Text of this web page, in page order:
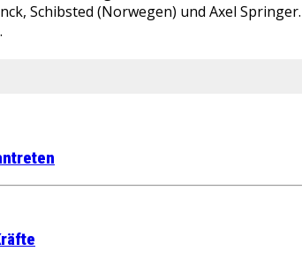
Schibsted (Norwegen) und Axel